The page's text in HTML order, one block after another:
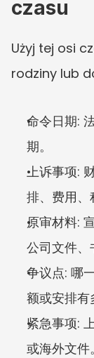
czasu
Użyj tej osi
rodziny lub
命令日期:
期。
上诉事项:
排、费用、
原审材料:
公司文件、
争议点: 哪
额或安排有
紧急事项:
或海外文件。